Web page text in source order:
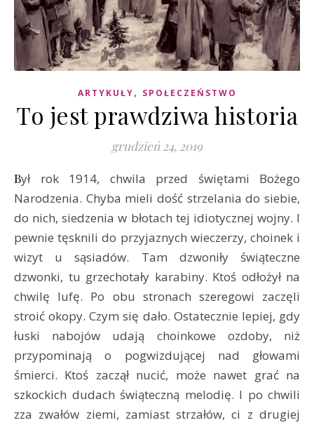
ARTYKUŁY, SPOŁECZEŃSTWO
To jest prawdziwa historia
grudzień 24, 2019
Był rok 1914, chwila przed świętami Bożego
Narodzenia. Chyba mieli dość strzelania do siebie,
do nich, siedzenia w błotach tej idiotycznej wojny. I
pewnie tęsknili do przyjaznych wieczerzy, choinek i
wizyt u sąsiadów. Tam dzwoniły świąteczne
dzwonki, tu grzechotały karabiny. Ktoś odłożył na
chwilę lufę. Po obu stronach szeregowi zaczęli
stroić okopy. Czym się dało. Ostatecznie lepiej, gdy
łuski nabojów udają choinkowe ozdoby, niż
przypominają o pogwizdującej nad głowami
śmierci. Ktoś zaczął nucić, może nawet grać na
szkockich dudach świąteczną melodię. I po chwili
zza zwałów ziemi, zamiast strzałów, ci z drugiej